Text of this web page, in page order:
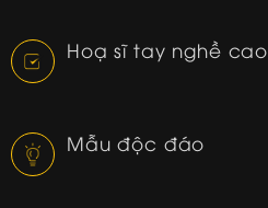
Hoạ sĩ tay nghề cao
Mẫu độc đáo